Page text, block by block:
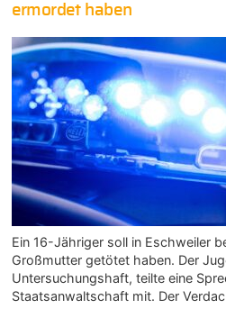
ermordet haben
Ein 16-Jähriger soll in Eschweiler
Großmutter getötet haben. Der
Untersuchungshaft, teilte eine
Staatsanwaltschaft mit. Der